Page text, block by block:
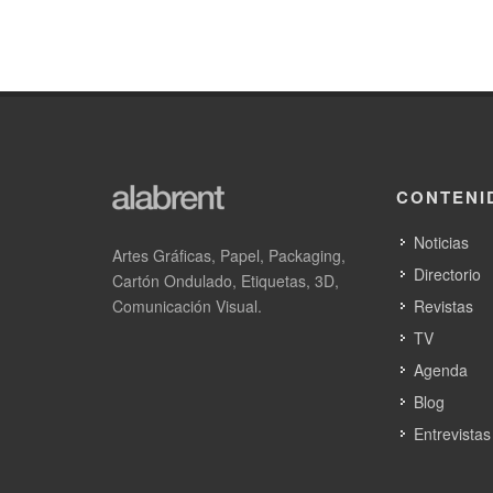
Artes Gráficas, Papel, Packaging,
Cartón Ondulado, Etiquetas, 3D,
Comunicación Visual.
Noticias
Directorio
Revistas
TV
Agenda
Blog
Entrevistas